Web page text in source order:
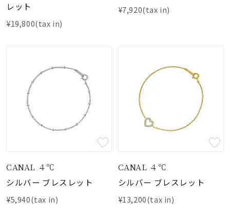
レット
¥19,800(tax in)
¥7,920(tax in)
CANAL ４℃
シルバー ブレスレット
¥5,940(tax in)
CANAL ４℃
シルバー ブレスレット
¥13,200(tax in)